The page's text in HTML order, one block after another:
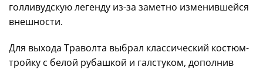
голливудскую легенду из-за заметно изменившейся
внешности.
Для выхода Траволта выбрал классический костюм-
тройку с белой рубашкой и галстуком, дополнив